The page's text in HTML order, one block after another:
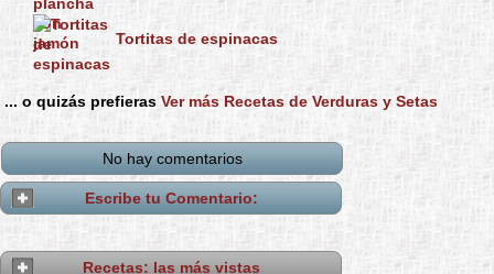
Tortitas de espinacas
... o quizás prefieras Ver más Recetas de Verduras y Setas
No hay comentarios
Escribe tu Comentario:
Recetas: las más vistas